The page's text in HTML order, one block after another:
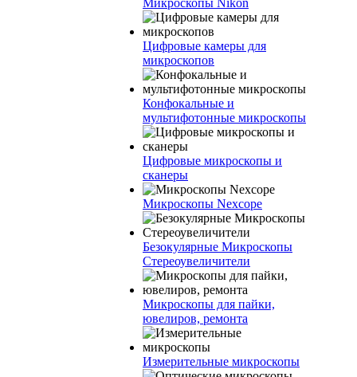
Микроскопы Nikon
Цифровые камеры для
микроскопов
Конфокальные и
мультифотонные микроскопы
Цифровые микроскопы и
сканеры
Микроскопы Nexcope
Безокулярные Микроскопы
Стереоувеличители
Микроскопы для пайки,
ювелиров, ремонта
Измерительные микроскопы